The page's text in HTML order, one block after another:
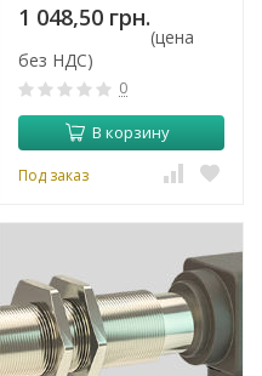
1 048,50 грн.
(цена
без НДС)
0
В корзину
Под заказ